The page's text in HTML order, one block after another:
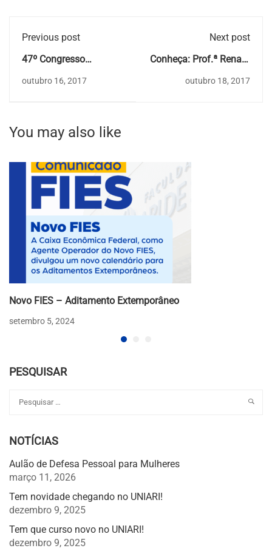
Previous post
47º Congresso
Brasileiro de Educação
outubro 16, 2017
Next post
Conheça: Prof.ª Renata
Costa Farias Simeão
outubro 18, 2017
You may also like
Novo FIES – Aditamento Extemporâneo
setembro 5, 2024
PESQUISAR
NOTÍCIAS
Aulão de Defesa Pessoal para Mulheres
março 11, 2026
Tem novidade chegando no UNIARI!
dezembro 9, 2025
Tem que curso novo no UNIARI!
dezembro 9, 2025